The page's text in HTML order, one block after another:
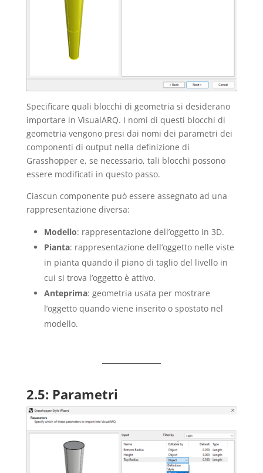
Specificare quali blocchi di geometria si desiderano
importare in VisualARQ. I nomi di questi blocchi di
geometria vengono presi dai nomi dei parametri dei
componenti di output nella definizione di
Grasshopper e, se necessario, tali blocchi possono
essere modificati in questo passo.
Ciascun componente può essere assegnato ad una
rappresentazione diversa:
Modello: rappresentazione dell’oggetto in 3D.
Pianta: rappresentazione dell’oggetto nelle viste
in pianta quando il piano di taglio del livello in
cui si trova l’oggetto è attivo.
Anteprima: geometria usata per mostrare
l’oggetto quando viene inserito o spostato nel
modello.
2.5: Parametri